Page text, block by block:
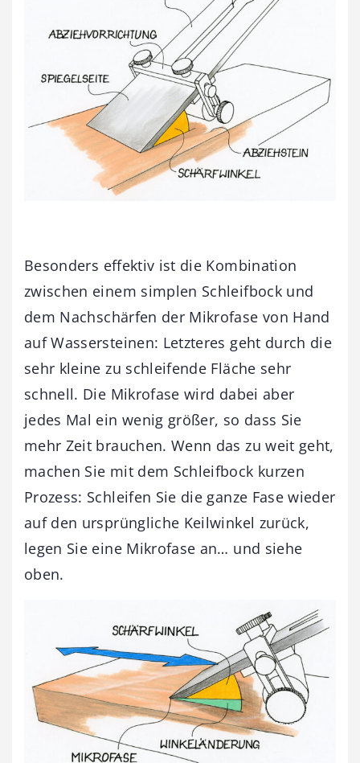
Besonders effektiv ist die Kombination
zwischen einem simplen Schleifbock und
dem Nachschärfen der Mikrofase von Hand
auf Wassersteinen: Letzteres geht durch die
sehr kleine zu schleifende Fläche sehr
schnell. Die Mikrofase wird dabei aber
jedes Mal ein wenig größer, so dass Sie
mehr Zeit brauchen. Wenn das zu weit geht,
machen Sie mit dem Schleifbock kurzen
Prozess: Schleifen Sie die ganze Fase wieder
auf den ursprüngliche Keilwinkel zurück,
legen Sie eine Mikrofase an… und siehe
oben.